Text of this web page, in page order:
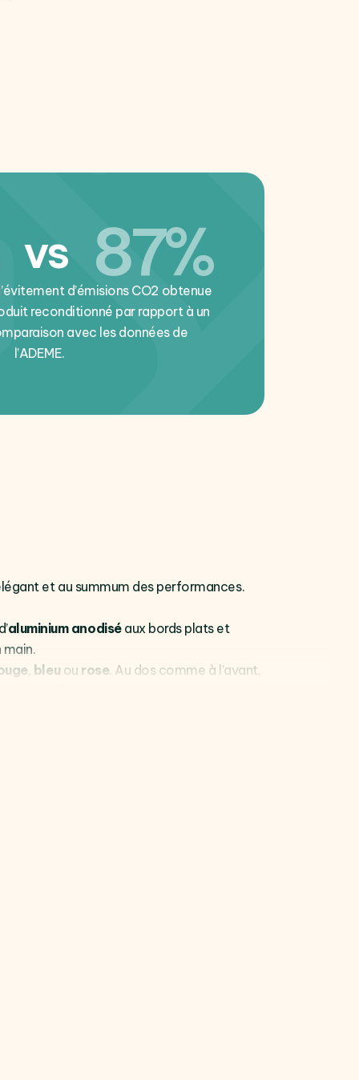
vs 87%
d’émisions CO2 obtenue
reconditionné par rapport à un
avec les données de
l’ADEME.
et au summum des performances.
aluminium anodiséaux bords plats et
main.
, bleu ou rose. Au dos comme à l’avant,
filmer en